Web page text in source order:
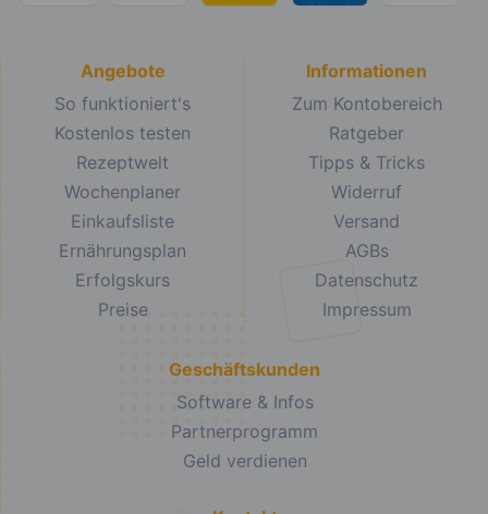
Angebote
So funktioniert's
Kostenlos testen
Rezeptwelt
Wochenplaner
Einkaufsliste
Ernährungsplan
Erfolgskurs
Preise
Informationen
Zum Kontobereich
Ratgeber
Tipps & Tricks
Widerruf
Versand
AGBs
Datenschutz
Impressum
Geschäftskunden
Software & Infos
Partnerprogramm
Geld verdienen